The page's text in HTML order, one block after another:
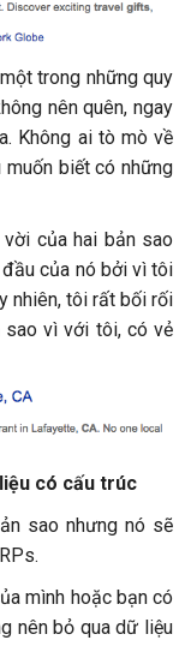
trong những quy
nên quên, ngay
Không ai tò mò về
biết có những
của hai bản sao
của nó bởi vì tôi
nhiên, tôi rất bối rối
sao vì với tôi, có vẻ
có cấu trúc
sao nhưng nó sẽ
mình hoặc bạn có
nên bỏ qua dữ liệu